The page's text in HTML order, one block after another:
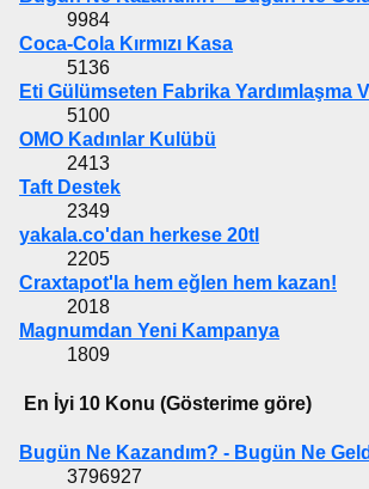
9984
Coca-Cola Kırmızı Kasa
5136
Eti Gülümseten Fabrika Yardımlaşma
5100
OMO Kadınlar Kulübü
2413
Taft Destek
2349
yakala.co'dan herkese 20tl
2205
Craxtapot'la hem eğlen hem kazan!
2018
Magnumdan Yeni Kampanya
1809
En İyi 10 Konu (Gösterime göre)
Bugün Ne Kazandım? - Bugün Ne
3796927